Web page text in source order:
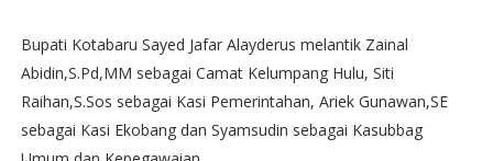
Bupati Kotabaru Sayed Jafar Alayderus melantik Zainal
Abidin,S.Pd,MM sebagai Camat Kelumpang Hulu, Siti
Raihan,S.Sos sebagai Kasi Pemerintahan, Ariek Gunawan,SE
sebagai Kasi Ekobang dan Syamsudin sebagai Kasubbag